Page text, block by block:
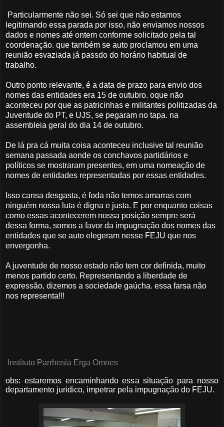
Particularmente não sei. Só sei que não estamos
legitimando essa parada por isso, não enviamos nossos
dados e nomes até ontem conforme solicitado pela tal
coordenação. que também se auto proclamou em uma
reunião esvaziada já passdo do horário habitual de
trabalho.
Outro ponto relevante, é a data de prazo para envio dos
nomes das entidades era 15 de outubro. oque não
aconteceu por que as patricinhas e militantes politizadas da
Juventude do PT, e UJS, se pegaram no tapa. na
assembleia geral do dia 14 de outubro.
De lá pra cá muita coisa aconteceu inclusive tal reunião
semana passada aonde os conchavos partidários e
políticos se mostraram presentes, em uma nomeação de
nomes de entidades representadas por essas entidades.
Isso cansa desgasta, é foda não temos amarras com
ninguém nossa luta é digna e justa. E por enquanto coisas
como essas acontecerem nossa posição sempre será
dessa forma, somos a favor da impugnação dos nomes das
entidades que se auto elegeram nesse FEJU que nos
envergonha.
A juventude de nosso estado não tem cor definida, muito
menos partido certo. Representando a liberdade de
expressão, dizemos a sociedade gaúcha. essa farsa não
nos representa!!!
Instituto Parrhesia Erga Omnes
obs: estaremos encaminhando essa situação para nosso
departamento juridico, impetrar pela impugnação do FEJU.